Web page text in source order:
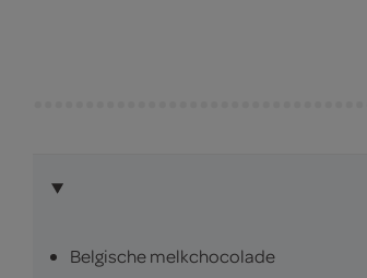
Belgische melkchocolade